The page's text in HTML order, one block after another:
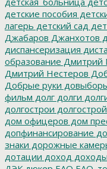
детские пособия
лагерь детский сад
Джабаров Джанхотов
диспансеризация
образование Дмитрий
Дмитрий Нестеров
Добрые руки
фильм долг долги
долгострои долгострой
дом офицеров дом
допфинансирование
знаки дорожные
дотации доход доходы